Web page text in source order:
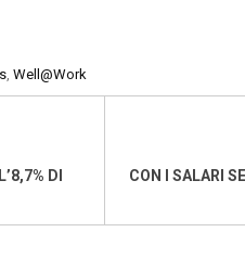
Well@Work
DI
CON I SALARI